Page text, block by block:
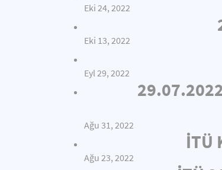
Eki 24, 2022
Eki 13, 2022
Eyl 29, 2022
Ağu 31, 2022
İTÜ
Ağu 23, 2022